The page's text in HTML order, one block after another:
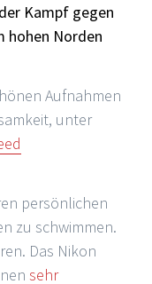
Kampf gegen
hohen Norden
Aufnahmen
unter
persönlichen
zu schwimmen.
Das Nikon
sehr